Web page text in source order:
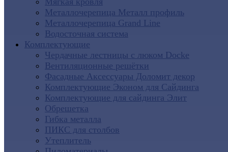
Металлочерепица Металл профиль
Металлочерепица Grand Line
Водосточная система
Комплектующие
Чердачные лестницы с люком Docke
Вентиляционные решётки
Фасадные Аксессуары Доломит декор
Комплектующие Эконом для Сайдинга
Комплектующие для cайдинга Элит
Обрешетка
Гибка металла
ПИКС для столбов
Утеплитель